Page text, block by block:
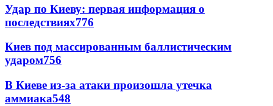
Удар по Киеву: первая информация о
последствиях776
Киев под массированным баллистическим
ударом756
В Киеве из-за атаки произошла утечка
аммиака548